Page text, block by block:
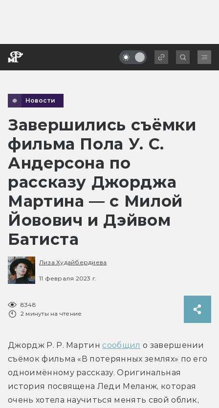
Новости
Завершились съёмки
фильма Пола У. С.
Андерсона по
рассказу Джорджа
Мартина — с Милой
Йовович и Дэйвом
Батиста
Лиза Худайбердиева
11 февраля 2023 г.
8348
2 минуты на чтение
Джордж Р. Р. Мартин сообщил о завершении
съёмок фильма «В потерянных землях» по его
одноимённому рассказу. Оригинальная
история посвящена Леди Меланж, которая
очень хотела научиться менять свой облик,